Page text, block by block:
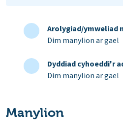
Arolygiad/ymweliad
Dim manylion ar gael
Dyddiad cyhoeddi'r
Dim manylion ar gael
Manylion